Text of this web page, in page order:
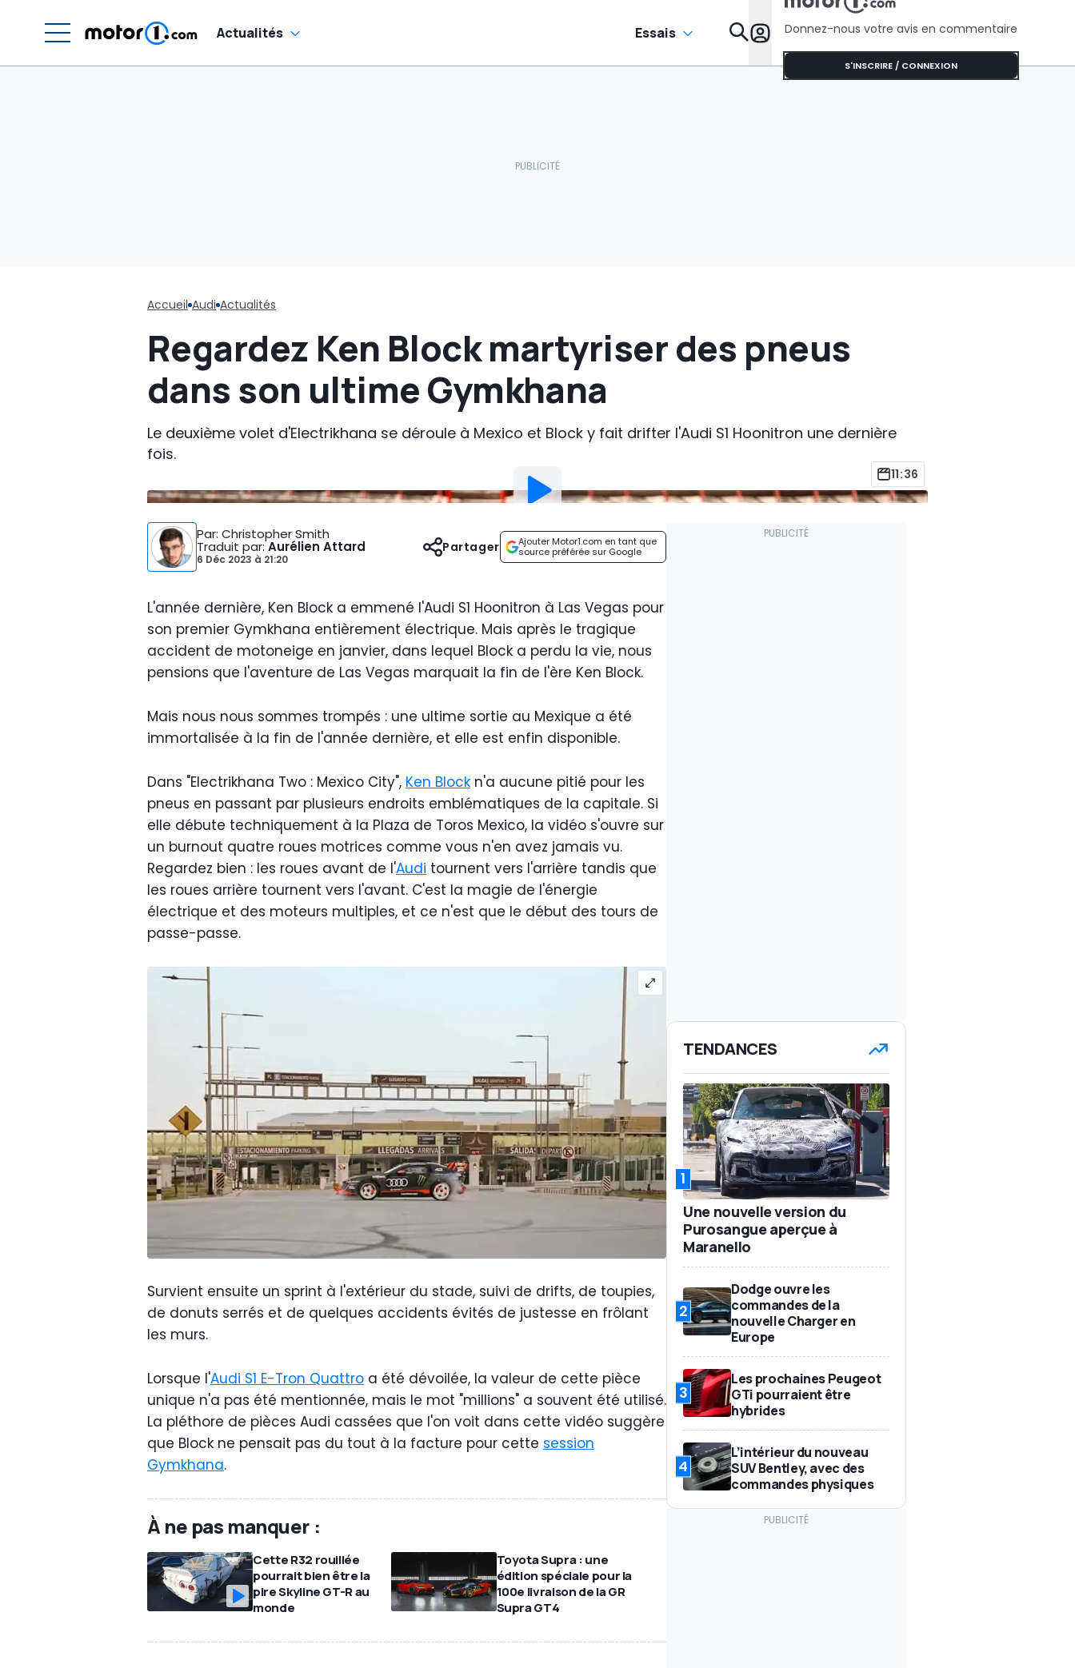
Actualités Essais Donnez-nous votre avis en commentaire
S'INSCRIRE / CONNEXION
Accueil Audi Actualités
Regardez Ken Block martyriser des pneus
dans son ultime Gymkhana
Le deuxième volet d'Electrikhana se déroule à Mexico et Block y fait drifter l'Audi S1 Hoonitron une dernière
fois.
11:36
Par: Christopher Smith
Traduit par:Aurélien Attard
6 Déc 2023 à 21:20
Ajouter Motor1.com en tant que
source préférée sur Google
Partager
L'année dernière, Ken Block a emmené l'Audi S1 Hoonitron à Las Vegas pour
son premier Gymkhana entièrement électrique. Mais après le tragique
accident de motoneige en janvier, dans lequel Block a perdu la vie, nous
pensions que l'aventure de Las Vegas marquait la fin de l'ère Ken Block.
Mais nous nous sommes trompés : une ultime sortie au Mexique a été
immortalisée à la fin de l'année dernière, et elle est enfin disponible.
Dans "Electrikhana Two : Mexico City", Ken Block n'a aucune pitié pour les
pneus en passant par plusieurs endroits emblématiques de la capitale. Si
elle débute techniquement à la Plaza de Toros Mexico, la vidéo s'ouvre sur
un burnout quatre roues motrices comme vous n'en avez jamais vu.
Regardez bien : les roues avant de l'Audi tournent vers l'arrière tandis que
les roues arrière tournent vers l'avant. C'est la magie de l'énergie
électrique et des moteurs multiples, et ce n'est que le début des tours de
passe-passe.
Survient ensuite un sprint à l'extérieur du stade, suivi de drifts, de toupies,
de donuts serrés et de quelques accidents évités de justesse en frôlant
les murs.
Lorsque l'Audi S1 E-Tron Quattro a été dévoilée, la valeur de cette pièce
unique n'a pas été mentionnée, mais le mot "millions" a souvent été utilisé.
La pléthore de pièces Audi cassées que l'on voit dans cette vidéo suggère
que Block ne pensait pas du tout à la facture pour cette session
Gymkhana.
À ne pas manquer :
Cette R32 rouillée
pourrait bien être la
pire Skyline GT-R au
monde
Toyota Supra : une
édition spéciale pour la
100e livraison de la GR
Supra GT4
TENDANCES
1
Une nouvelle version du
Purosangue aperçue à
Maranello
2
Dodge ouvre les
commandes de la
nouvelle Charger en
Europe
3
Les prochaines Peugeot
GTi pourraient être
hybrides
4
L’intérieur du nouveau
SUV Bentley, avec des
commandes physiques
chevaux